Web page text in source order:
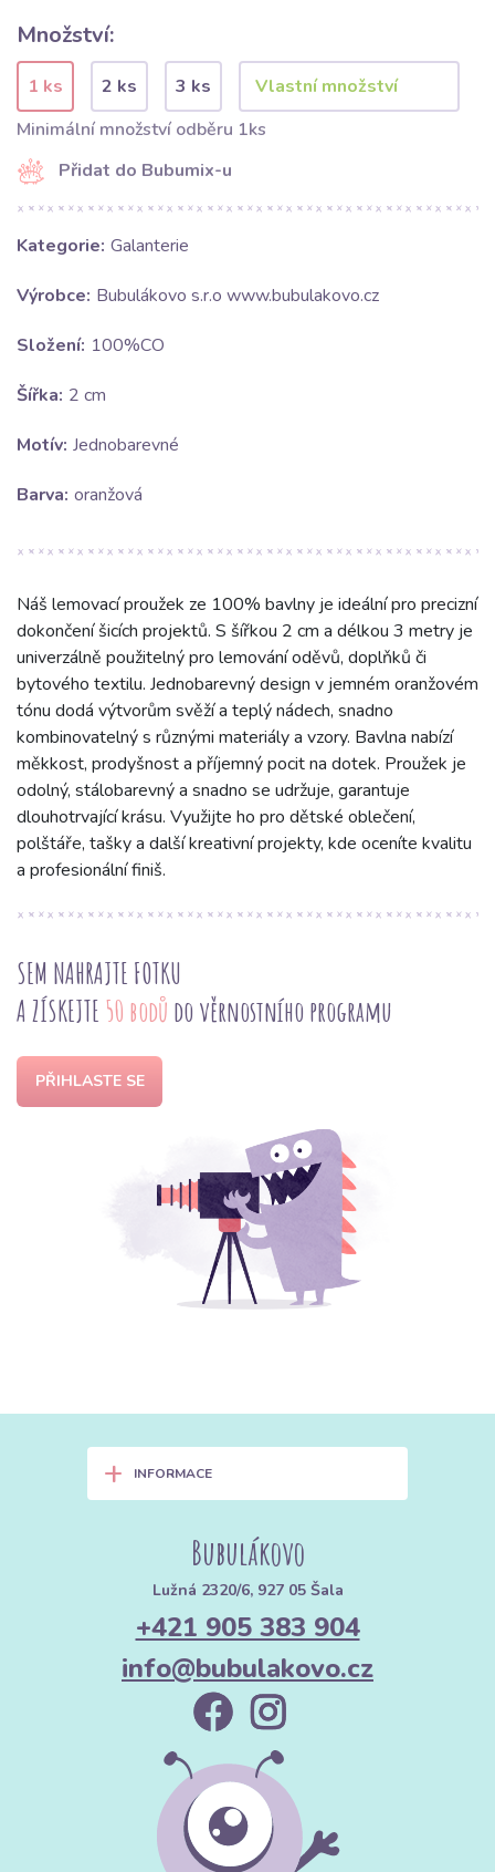
Množství:
1 ks 2 ks
3 ks
Minimální množství odběru 1ks
Přidat do Bubumix-u
Kategorie: Galanterie
Výrobce: Bubulákovo s.r.o www.bubulakovo.cz
Složení: 100%CO
Šířka: 2 cm
Motív: Jednobarevné
Barva: oranžová
Náš lemovací proužek ze 100% bavlny je ideální pro precizní
dokončení šicích projektů. S šířkou 2 cm a délkou 3 metry je
univerzálně použitelný pro lemování oděvů, doplňků či
bytového textilu. Jednobarevný design v jemném oranžovém
tónu dodá výtvorům svěží a teplý nádech, snadno
kombinovatelný s různými materiály a vzory. Bavlna nabízí
měkkost, prodyšnost a příjemný pocit na dotek. Proužek je
odolný, stálobarevný a snadno se udržuje, garantuje
dlouhotrvající krásu. Využijte ho pro dětské oblečení,
polštáře, tašky a další kreativní projekty, kde oceníte kvalitu
a profesionální finiš.
SEM NAHRAJTE FOTKU
A ZÍSKEJTE 50 bodů do věrnostního programu
PŘIHLASTE SE
+ INFORMACE
Bubulákovo
Lužná 2320/6, 927 05 Šala
+421 905 383 904
info@bubulakovo.cz